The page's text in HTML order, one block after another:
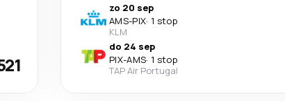
zo 20 sep
AMS-PIX· 1 stop
KLM
do 24 sep
PIX-AMS· 1 stop
TAP Air Portugal